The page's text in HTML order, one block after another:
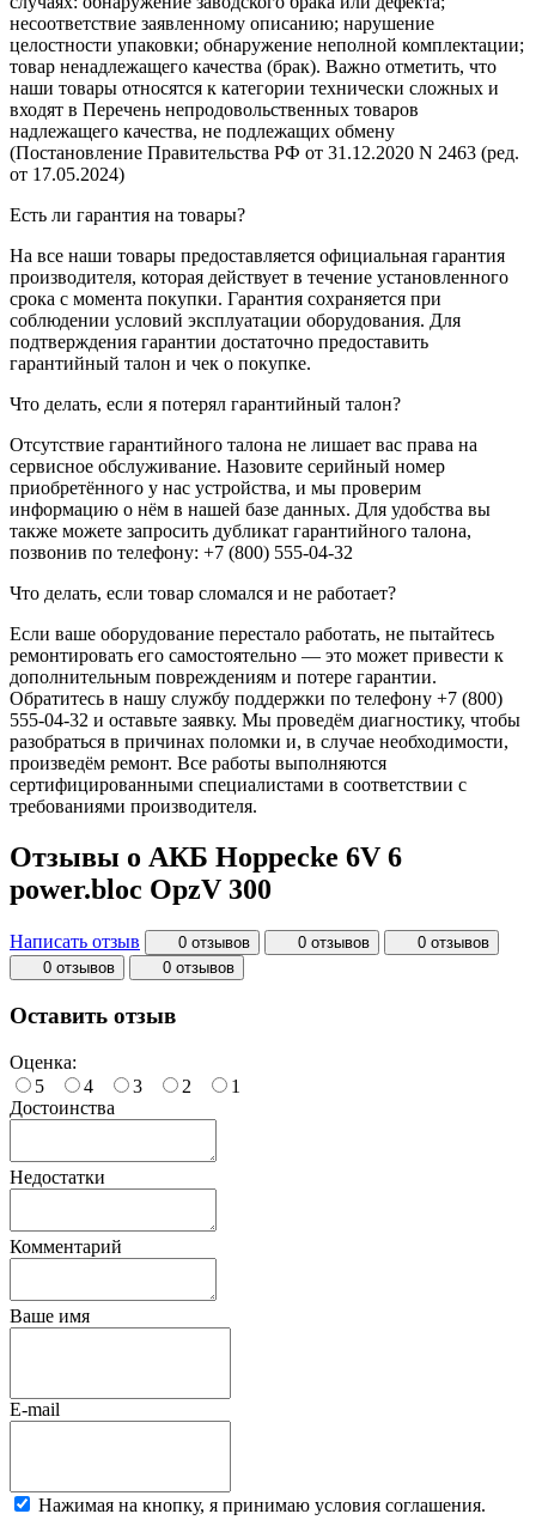
несоответствие заявленному описанию; нарушение
целостности упаковки; обнаружение неполной комплектации;
товар ненадлежащего качества (брак). Важно отметить, что
наши товары относятся к категории технически сложных и
входят в Перечень непродовольственных товаров
надлежащего качества, не подлежащих обмену
(Постановление Правительства РФ от 31.12.2020 N 2463 (ред.
от 17.05.2024)
Есть ли гарантия на товары?
На все наши товары предоставляется официальная гарантия
производителя, которая действует в течение установленного
срока с момента покупки. Гарантия сохраняется при
соблюдении условий эксплуатации оборудования. Для
подтверждения гарантии достаточно предоставить
гарантийный талон и чек о покупке.
Что делать, если я потерял гарантийный талон?
Отсутствие гарантийного талона не лишает вас права на
сервисное обслуживание. Назовите серийный номер
приобретённого у нас устройства, и мы проверим
информацию о нём в нашей базе данных. Для удобства вы
также можете запросить дубликат гарантийного талона,
позвонив по телефону: +7 (800) 555-04-32
Что делать, если товар сломался и не работает?
Если ваше оборудование перестало работать, не пытайтесь
ремонтировать его самостоятельно — это может привести к
дополнительным повреждениям и потере гарантии.
Обратитесь в нашу службу поддержки по телефону +7 (800)
555-04-32 и оставьте заявку. Мы проведём диагностику, чтобы
разобраться в причинах поломки и, в случае необходимости,
произведём ремонт. Все работы выполняются
сертифицированными специалистами в соответствии с
требованиями производителя.
Отзывы о АКБ Hoppecke 6V 6
power.bloc OpzV 300
Написать отзыв 0 отзывов 0 отзывов
0 отзывов
0 отзывов
0 отзывов
Оставить отзыв
Оценка:
5
4 3 2
1
Достоинства
Недостатки
Комментарий
Ваше имя
E-mail
Нажимая на кнопку, я принимаю условия соглашения.